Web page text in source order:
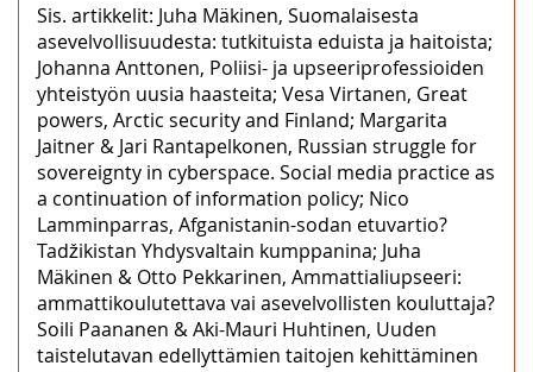
Sis. artikkelit: Juha Mäkinen, Suomalaisesta
asevelvollisuudesta: tutkituista eduista ja haitoista;
Johanna Anttonen, Poliisi- ja upseeriprofessioiden
yhteistyön uusia haasteita; Vesa Virtanen, Great
powers, Arctic security and Finland; Margarita
Jaitner & Jari Rantapelkonen, Russian struggle for
sovereignty in cyberspace. Social media practice as
a continuation of information policy; Nico
Lamminparras, Afganistanin-sodan etuvartio?
Tadžikistan Yhdysvaltain kumppanina; Juha
Mäkinen & Otto Pekkarinen, Ammattialiupseeri:
ammattikoulutettava vai asevelvollisten kouluttaja?
Soili Paananen & Aki-Mauri Huhtinen, Uuden
taistelutavan edellyttämien taitojen kehittäminen